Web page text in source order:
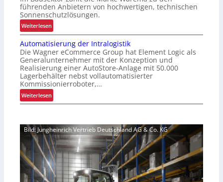
n
i
a
t
f
ü
r
S
c
h
h
t
s
t
f
m
i
s
s
n
i
e
r
u
n
u
m
f
a
s
s
führenden Anbietern von hochwertigen, technischen
Sonnenschutzlösungen.
Weiterlesen:
S
t
e
i
g
e
r
u
d
e
r
L
o
g
Automatisierung der Intralogistik
Die Wagner eCommerce Group hat Element Logic als
Generalunternehmer mit der Konzeption und
Realisierung einer AutoStore-Anlage mit 50.000
Lagerbehälter nebst vollautomatisierter
Kommissionierroboter,…
Weiterlesen:
A
t
o
m
a
t
i
Bild: Jungheinrich Vertrieb Deutschland AG & Co. KG